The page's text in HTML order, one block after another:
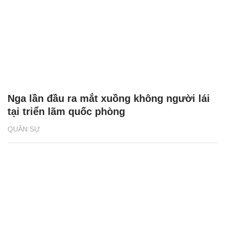
QUÂN SỰ
Nga lần đầu ra mắt xuồng không người lái
tại triển lãm quốc phòng